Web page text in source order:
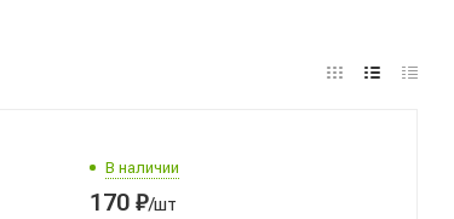
В наличии
170 ₽/шт